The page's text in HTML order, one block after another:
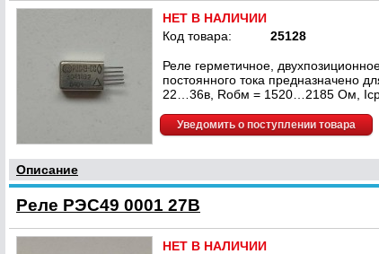
НЕТ В НАЛИЧИИ
Код товара:
25128
Реле герметичное,
постоянного тока предназначено
22…36в, Rобм = 1520…2185 Ом,
Уведомить о поступлении товара
Описание
Реле РЭС49 0001 27В
НЕТ В НАЛИЧИИ